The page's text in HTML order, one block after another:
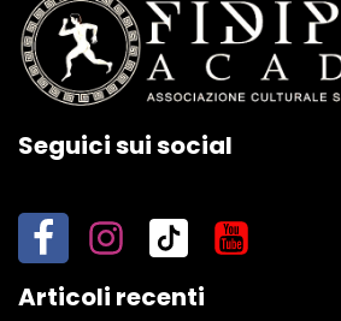
Seguici sui social
Articoli recenti